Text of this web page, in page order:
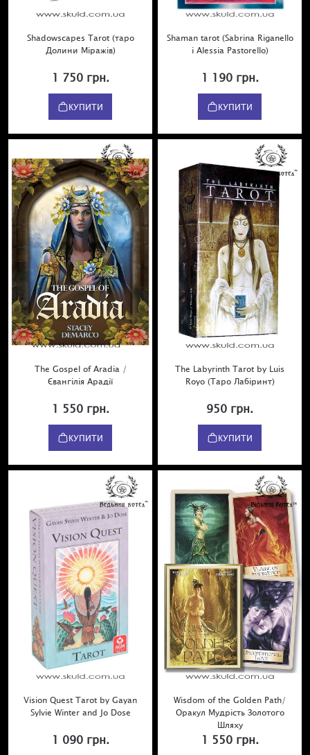
Shadowscapes Tarot (таро
Долини Міражів)
1 750 грн.
КУПИТИ
Shaman tarot (Sabrina Riganello
і Alessia Pastorello)
1 190 грн.
КУПИТИ
The Gospel of Aradia /
Євангілія Арадії
1 550 грн.
КУПИТИ
The Labyrinth Tarot by Luis
Royo (Таро Лабіринт)
950 грн.
КУПИТИ
Vision Quest Tarot by Gayan
Sylvie Winter and Jo Dose
1 090 грн.
Wisdom of the Golden Path/
Оракул Мудрість Золотого
Шляху
1 550 грн.